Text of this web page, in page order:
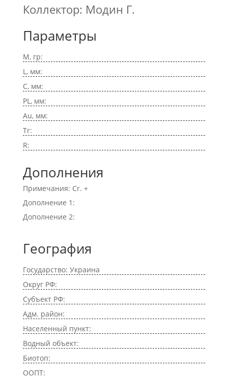
Коллектор: Модин Г.
Параметры
M, гр:
L, мм:
C, мм:
PL, мм:
Au, мм:
Tr:
R:
Дополнения
Примечания: Cr. +
Дополнение 1:
Дополнение 2:
География
Государство: Украина
Округ РФ:
Субъект РФ:
Адм. район:
Населенный пункт:
Водный объект:
Биотоп:
ООПТ: